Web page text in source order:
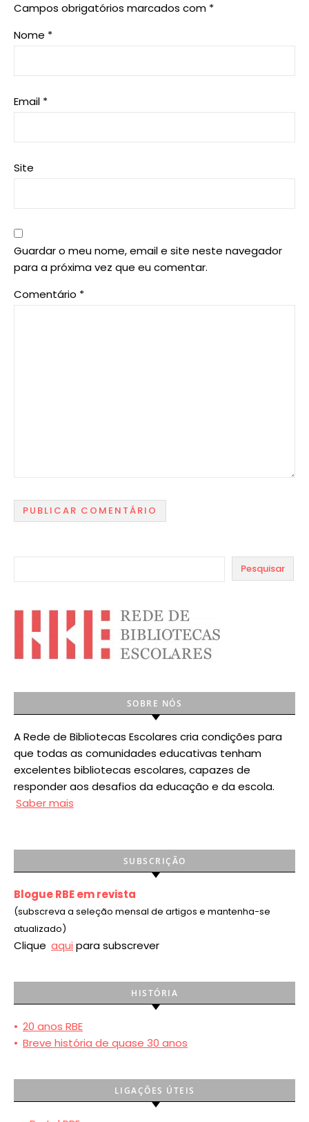
Campos obrigatórios marcados com *
Nome *
Email *
Site
Guardar o meu nome, email e site neste navegador
para a próxima vez que eu comentar.
Comentário *
Pesquisar
SOBRE NÓS
A Rede de Bibliotecas Escolares cria condições para
que todas as comunidades educativas tenham
excelentes bibliotecas escolares, capazes de
responder aos desafios da educação e da escola.
Saber mais
SUBSCRIÇÃO
Blogue RBE em revista
(subscreva a seleção mensal de artigos e mantenha-se
atualizado)
Clique aqui para subscrever
HISTÓRIA
• 20 anos RBE
• Breve história de quase 30 anos
LIGAÇÕES ÚTEIS